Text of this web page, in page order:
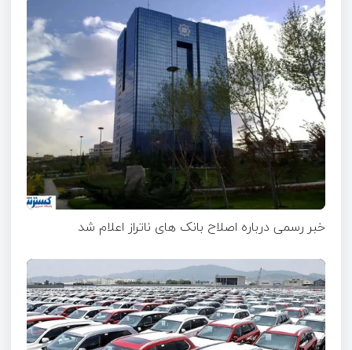
خبر رسمی درباره اصلاح بانک های ناتراز اعلام شد